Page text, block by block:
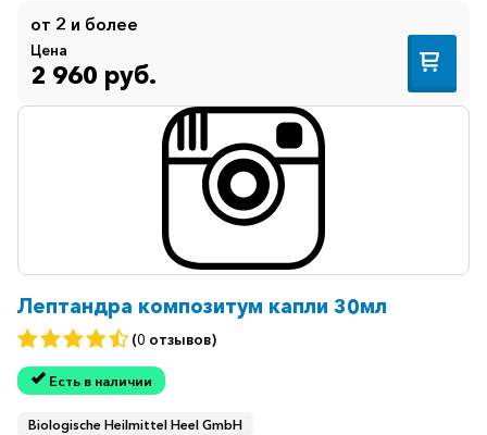
от 2 и более
Цена
2 960 руб.
Лептандра композитум капли 30мл
(0 отзывов)
Есть в наличии
Biologische Heilmittel Heel GmbH